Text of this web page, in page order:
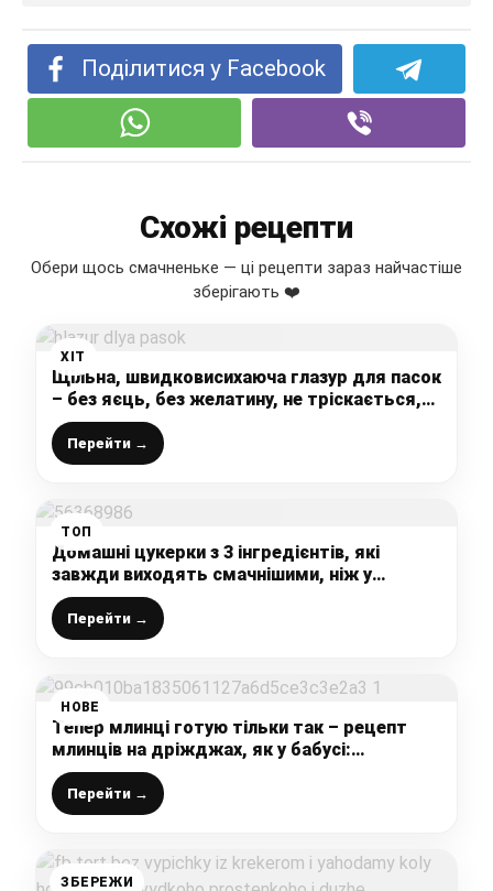
Поділитися у Facebook
Схожі рецепти
Обери щось смачненьке — ці рецепти зараз найчастіше
зберігають ❤️
ХІТ
Щільна, швидковисихаюча глазур для пасок
– без яєць, без желатину, не тріскається,
не кришиться при нарізці, і робиться на
раз-два
Перейти →
ТОП
Домашні цукерки з 3 інгредієнтів, які
завжди виходять смачнішими, ніж у
магазині: простий рецепт для “лінивих”
ласунів
Перейти →
НОВЕ
Тепер млинці готую тільки так – рецепт
млинців на дріжджах, як у бабусі:
смачніших і ніжніших я ще не їла
Перейти →
ЗБЕРЕЖИ